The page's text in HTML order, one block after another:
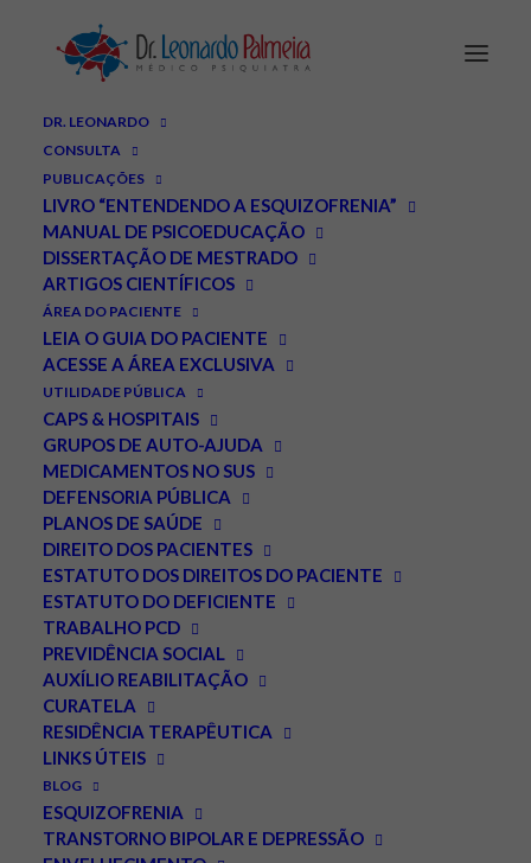
DR. LEONARDO
CONSULTA
PUBLICAÇÕES
LIVRO “ENTENDENDO A ESQUIZOFRENIA”
MANUAL DE PSICOEDUCAÇÃO
DISSERTAÇÃO DE MESTRADO
ARTIGOS CIENTÍFICOS
ÁREA DO PACIENTE
LEIA O GUIA DO PACIENTE
ACESSE A ÁREA EXCLUSIVA
UTILIDADE PÚBLICA
CAPS & HOSPITAIS
GRUPOS DE AUTO-AJUDA
MEDICAMENTOS NO SUS
DEFENSORIA PÚBLICA
PLANOS DE SAÚDE
DIREITO DOS PACIENTES
ESTATUTO DOS DIREITOS DO PACIENTE
ESTATUTO DO DEFICIENTE
TRABALHO PCD
PREVIDÊNCIA SOCIAL
AUXÍLIO REABILITAÇÃO
CURATELA
RESIDÊNCIA TERAPÊUTICA
LINKS ÚTEIS
BLOG
ESQUIZOFRENIA
TRANSTORNO BIPOLAR E DEPRESSÃO
Não é só sobre redes: as
várias camadas da série
‘Adolescência’ da Netflix
ABRIL 7, 2025 INDESTAQUES,ARTIGOS
Não é só sobre redes: as
várias camadas da série